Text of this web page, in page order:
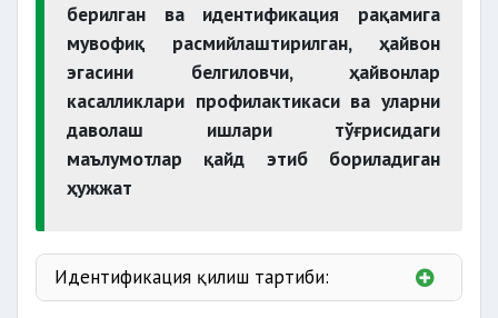
берилган ва идентификация рақамига
мувофиқ расмийлаштирилган, ҳайвон
эгасини белгиловчи, ҳайвонлар
касалликлари профилактикаси ва уларни
даволаш ишлари тўғрисидаги
маълумотлар қайд этиб бориладиган
ҳужжат
Идентификация қилиш тартиби: